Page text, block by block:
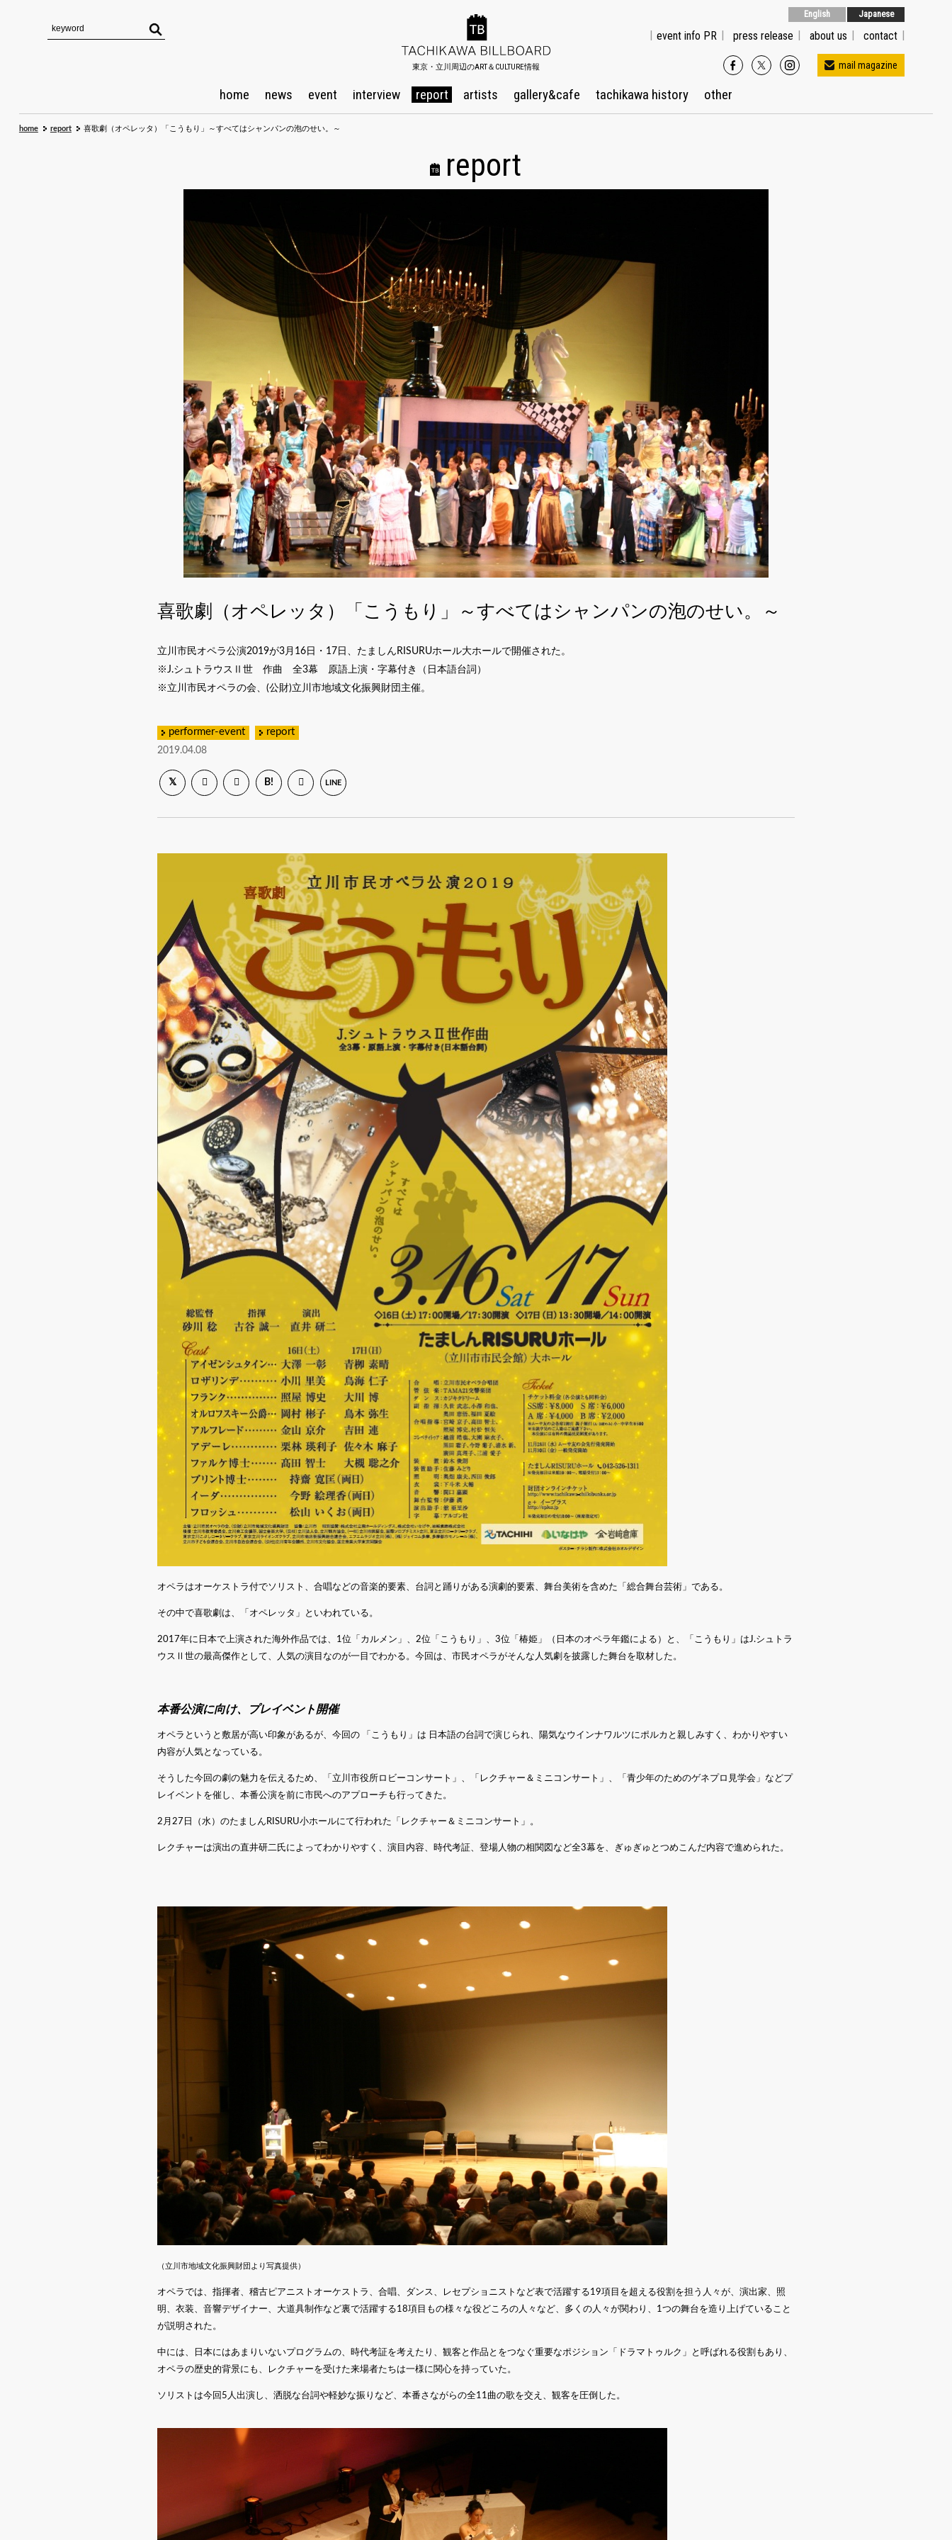
東京・立川周辺のART＆CULTURE情報
home news event interview report artists gallery&cafe tachikawa history other
English Japanese
event info PR press release about us contact
mail magazine
メルマガ配信をご希望の方はこちら
home report 喜歌劇（オペレッタ）「こうもり」～すべてはシャンパンの泡のせい。～
report
喜歌劇（オペレッタ）「こうもり」～すべてはシャンパンの泡のせい。～
立川市民オペラ公演2019が3月16日・17日、たましんRISURUホール大ホールで開催された。
※J.シュトラウスⅡ世 作曲 全3幕 原語上演・字幕付き（日本語台詞）
※立川市民オペラの会、(公財)立川市地域文化振興財団主催。
performer-event report
2019.04.08
B! LINE
オペラはオーケストラ付でソリスト、合唱などの音楽的要素、台詞と踊りがある演劇的要素、舞台美術を含めた「総合舞台芸術」である。
その中で喜歌劇は、「オペレッタ」といわれている。
2017年に日本で上演された海外作品では、1位「カルメン」、2位「こうもり」、3位「椿姫」（日本のオペラ年鑑による）と、「こうもり」はJ.シュトラ
ウスⅡ世の最高傑作として、人気の演目なのが一目でわかる。今回は、市民オペラがそんな人気劇を披露した舞台を取材した。
本番公演に向け、プレイベント開催
オペラというと敷居が高い印象があるが、今回の 「こうもり」は 日本語の台詞で演じられ、陽気なウインナワルツにポルカと親しみすく、わかりやすい
内容が人気となっている。
そうした今回の劇の魅力を伝えるため、「立川市役所ロビーコンサート」、「レクチャー＆ミニコンサート」、「青少年のためのゲネプロ見学会」などプ
レイベントを催し、本番公演を前に市民へのアプローチも行ってきた。
2月27日（水）のたましんRISURU小ホールにて行われた「レクチャー＆ミニコンサート」。
レクチャーは演出の直井研二氏によってわかりやすく、演目内容、時代考証、登場人物の相関図など全3幕を、ぎゅぎゅとつめこんだ内容で進められた。
（立川市地域文化振興財団より写真提供）
オペラでは、指揮者、稽古ピアニストオーケストラ、合唱、ダンス、レセプショニストなど表で活躍する19項目を超える役割を担う人々が、演出家、照
明、衣装、音響デザイナー、大道具制作など裏で活躍する18項目もの様々な役どころの人々など、多くの人々が関わり、1つの舞台を造り上げていること
が説明された。
中には、日本にはあまりいないプログラムの、時代考証を考えたり、観客と作品とをつなぐ重要なポジション「ドラマトゥルク」と呼ばれる役割もあり、
オペラの歴史的背景にも、レクチャーを受けた来場者たちは一様に関心を持っていた。
ソリストは今回5人出演し、洒脱な台詞や軽妙な振りなど、本番さながらの全11曲の歌を交え、観客を圧倒した。